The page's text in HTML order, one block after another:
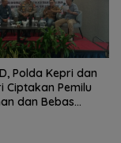
Polda Kepri dan
Ciptakan Pemilu
dan Bebas